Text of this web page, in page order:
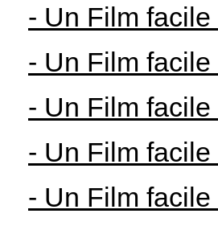
- Un Film
- Un Film
- Un Film
- Un Film
- Un Film